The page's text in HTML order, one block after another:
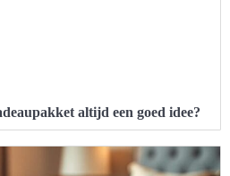
altijd een goed idee?